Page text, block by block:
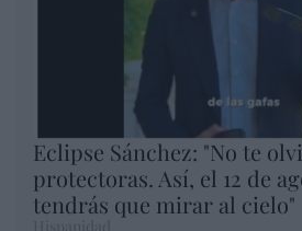
Eclipse Sánchez: "No te
protectoras. Así, el 12 de
tendrás que mirar al cielo"